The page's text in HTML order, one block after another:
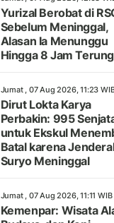
Yurizal Berobat di
Sebelum Meninggal,
Alasan Ia Menunggu
Hingga 8 Jam
Jumat , 07 Aug 2026, 11:23
Dirut Lokta Karya
Perbakin: 995
untuk Ekskul
Batal karena
Suryo Meninggal
Jumat , 07 Aug 2026, 11:11 WIB
Kemenpar: Wisata